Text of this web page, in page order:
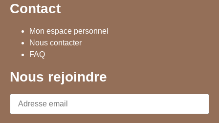
Contact
Mon espace personnel
Nous contacter
FAQ
Nous rejoindre